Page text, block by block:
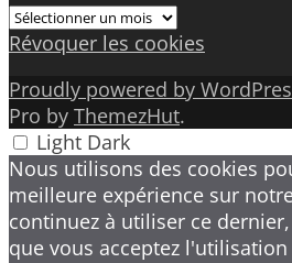
Archives
Révoquer les cookies
Proudly powered by
Pro by ThemezHut.
Light Dark
Nous utilisons des cookies
meilleure expérience sur
continuez à utiliser ce
que vous acceptez